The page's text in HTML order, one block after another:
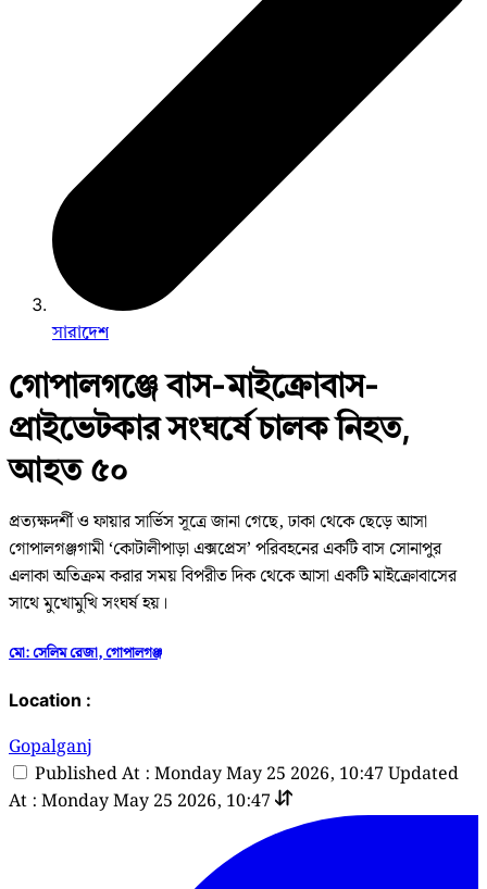
সারাদেশ
গোপালগঞ্জে বাস-মাইক্রোবাস-
প্রাইভেটকার সংঘর্ষে চালক নিহত,
আহত ৫০
প্রত্যক্ষদর্শী ও ফায়ার সার্ভিস সূত্রে জানা গেছে, ঢাকা থেকে ছেড়ে আসা
গোপালগঞ্জগামী ‘কোটালীপাড়া এক্সপ্রেস’ পরিবহনের একটি বাস সোনাপুর
এলাকা অতিক্রম করার সময় বিপরীত দিক থেকে আসা একটি মাইক্রোবাসের
সাথে মুখোমুখি সংঘর্ষ হয়।
মো: সেলিম রেজা, গোপালগঞ্জ
Location :
Gopalganj
Published At : Monday May 25 2026, 10:47 Updated
At : Monday May 25 2026, 10:47